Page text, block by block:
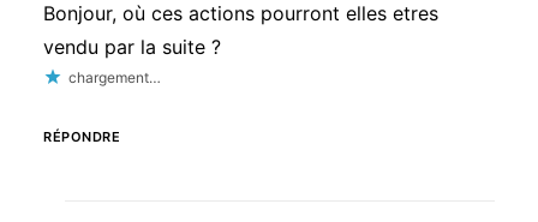
Bonjour, où ces actions pourront elles etres
vendu par la suite ?
chargement…
RÉPONDRE